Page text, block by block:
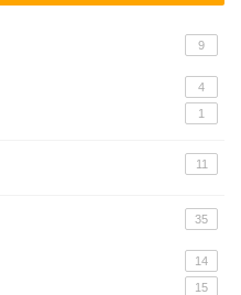
9
4
1
11
35
14
15